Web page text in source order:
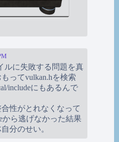
ルに失敗する問題を真
ってvulkan.hを検索
includeにもあるんで
性がとれなくなって
から逃げなかった結果
分のせい。